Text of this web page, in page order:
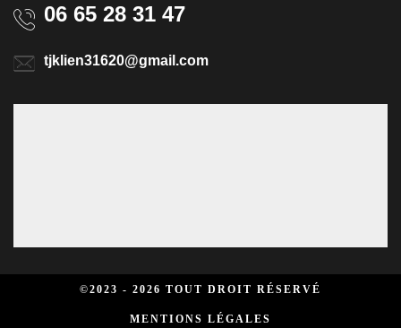
06 65 28 31 47
tjklien31620@gmail.com
©2023 - 2026 TOUT DROIT RÉSERVÉ
MENTIONS LÉGALES